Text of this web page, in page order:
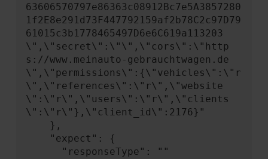
63606570797e86363c08912Bc7e5A3857280
1f2E8e291d73F447792159af2b78C2c97D79
61015c3b1778465497D6e6C619a113203
\",\"secret\":\"\",\"cors\":\"http
s://www.meinauto-gebrauchtwagen.de
\",\"permissions\":{\"vehicles\":\"r
\",\"references\":\"r\",\"website
\":\"r\",\"users\":\"r\",\"clients
\":\"r\"},\"client_id\":2176}"